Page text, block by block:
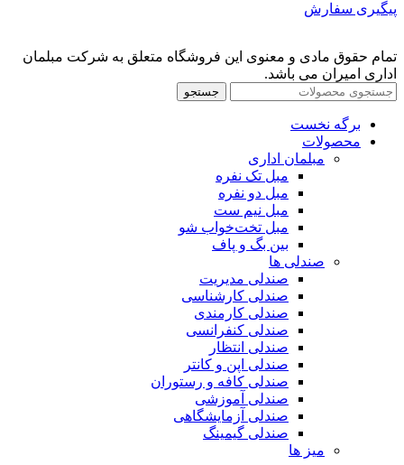
پیگیری سفارش
تمام حقوق مادی و معنوی این فروشگاه متعلق به شرکت مبلمان
اداری امیران می باشد.
جستجو
برگه نخست
محصولات
مبلمان اداری
مبل تک نفره
مبل دو نفره
مبل نیم ست
مبل تخت‌خواب شو
بین بگ و پاف
صندلی ها
صندلی مدیریت
صندلی کارشناسی
صندلی کارمندی
صندلی کنفرانسی
صندلی انتظار
صندلی اپن و کانتر
صندلی کافه و رستوران
صندلی آموزشی
صندلی آزمایشگاهی
صندلی گیمینگ
میز ها